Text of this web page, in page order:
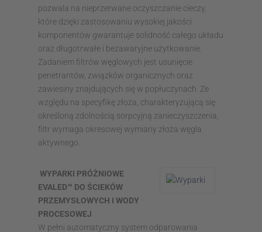
pozwala na nieprzerwane oczyszczanie cieczy,
które dzięki zastosowaniu wysokiej jakości
komponentów gwarantuje solidność całego układu
oraz długotrwałe i bezawaryjne użytkowanie.
Zadaniem filtrów węglowych jest usunięcie
penetrantów, związków organicznych oraz
zawiesiny znajdujących się w popłuczynach. Ze
względu na specyfikę złoża, charakteryzującą się
określoną zdolnością sorpcyjną zanieczyszczenia,
filtr wymaga okresowej wymiany złoża węgla
aktywnego.
WYPARKI PRÓŻNIOWE
EVALED™ DO ŚCIEKÓW
PRZEMYSŁOWYCH I WODY
PROCESOWEJ
W pełni automatyczny system odparowania